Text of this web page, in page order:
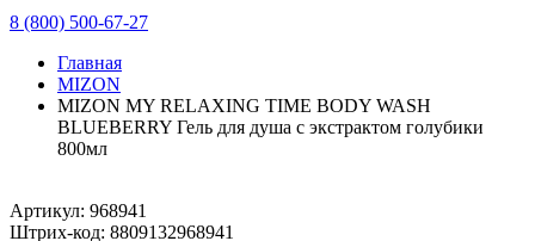
8 (800) 500-67-27
Главная
MIZON
MIZON MY RELAXING TIME BODY WASH
BLUEBERRY Гель для душа с экстрактом голубики
800мл
Артикул: 968941
Штрих-код: 8809132968941